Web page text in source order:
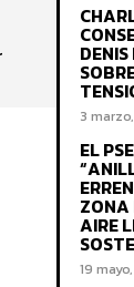
3
EL
ZONA
AIRE
19